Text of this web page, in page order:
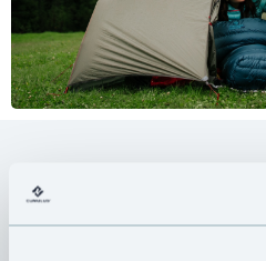
Seria Mysterious Traveller
konstrukcji, które